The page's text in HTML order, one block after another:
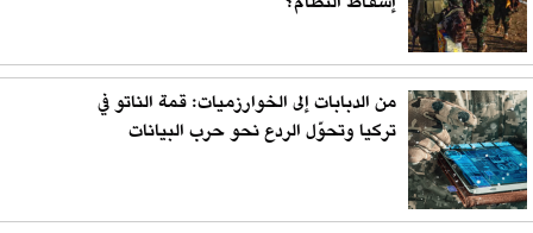
من الدبابات إلى الخوارزميات: قمة الناتو في
تركيا وتحوّل الردع نحو حرب البيانات